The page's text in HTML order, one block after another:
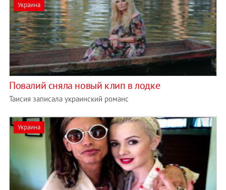
Украина
Повалий сняла новый клип в лодке
Таисия записала украинский романс
Украина